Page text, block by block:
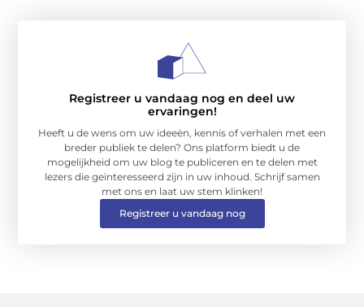
Registreer u vandaag nog en deel uw
ervaringen!
Heeft u de wens om uw ideeën, kennis of verhalen met een
breder publiek te delen? Ons platform biedt u de
mogelijkheid om uw blog te publiceren en te delen met
lezers die geïnteresseerd zijn in uw inhoud. Schrijf samen
met ons en laat uw stem klinken!
Registreer u vandaag nog